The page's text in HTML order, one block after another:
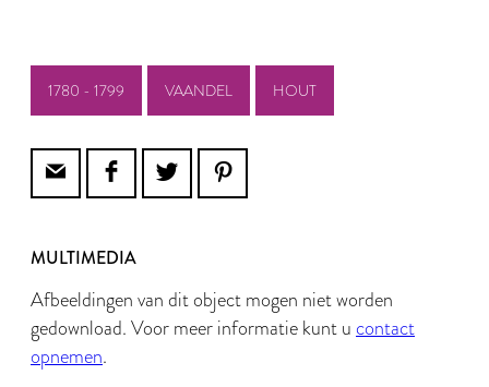
1780 - 1799 VAANDEL HOUT
MULTIMEDIA
Afbeeldingen van dit object mogen niet worden
gedownload. Voor meer informatie kunt u contact
opnemen.